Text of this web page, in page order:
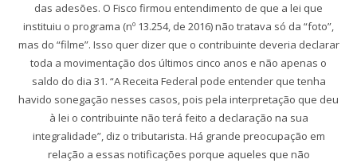
das adesões. O Fisco firmou entendimento de que a lei que
instituiu o programa (nº 13.254, de 2016) não tratava só da “foto”,
mas do “filme”. Isso quer dizer que o contribuinte deveria declarar
toda a movimentação dos últimos cinco anos e não apenas o
saldo do dia 31. “A Receita Federal pode entender que tenha
havido sonegação nesses casos, pois pela interpretação que deu
à lei o contribuinte não terá feito a declaração na sua
integralidade”, diz o tributarista. Há grande preocupação em
relação a essas notificações porque aqueles que não